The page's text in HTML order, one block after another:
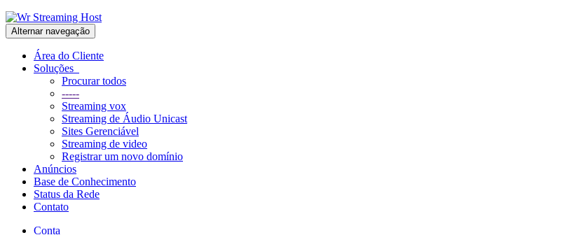
Alternar navegação
Área do Cliente
Soluções
Procurar todos
-----
Streaming vox
Streaming de Áudio Unicast
Sites Gerenciável
Streaming de video
Registrar um novo domínio
Anúncios
Base de Conhecimento
Status da Rede
Contato
Conta